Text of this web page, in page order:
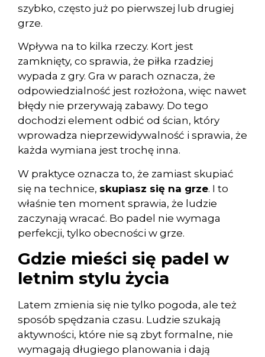
szybko, często już po pierwszej lub drugiej
grze.
Wpływa na to kilka rzeczy. Kort jest
zamknięty, co sprawia, że piłka rzadziej
wypada z gry. Gra w parach oznacza, że
odpowiedzialność jest rozłożona, więc nawet
błędy nie przerywają zabawy. Do tego
dochodzi element odbić od ścian, który
wprowadza nieprzewidywalność i sprawia, że
każda wymiana jest trochę inna.
W praktyce oznacza to, że zamiast skupiać
się na technice, skupiasz się na grze. I to
właśnie ten moment sprawia, że ludzie
zaczynają wracać. Bo padel nie wymaga
perfekcji, tylko obecności w grze.
Gdzie mieści się padel w
letnim stylu życia
Latem zmienia się nie tylko pogoda, ale też
sposób spędzania czasu. Ludzie szukają
aktywności, które nie są zbyt formalne, nie
wymagają długiego planowania i dają